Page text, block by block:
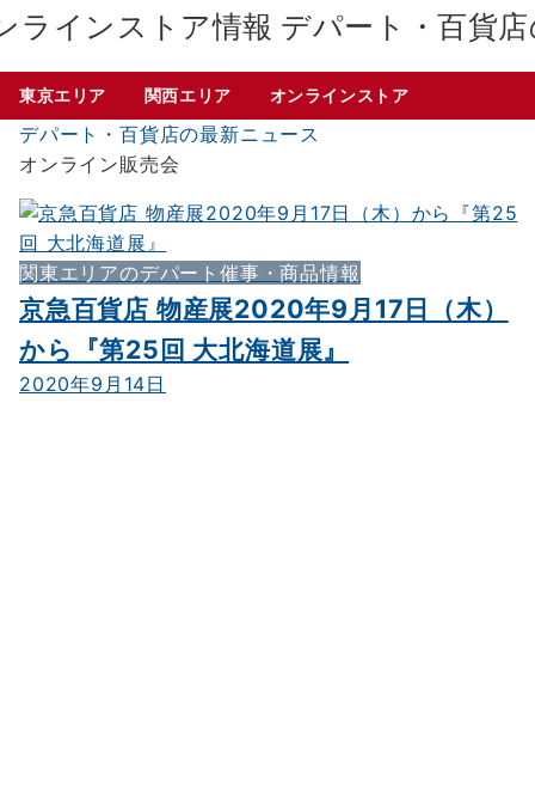
デパート・百貨
東京エリア 関西エリア オンラインストア
デパート・百貨店の最新ニュース
オンライン販売会
関東エリアのデパート催事・商品情報
京急百貨店 物産展2020年9月17日（木）
から『第25回 大北海道展』
2020年9月14日